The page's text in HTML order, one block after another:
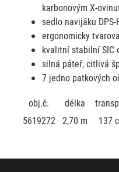
karbonovým X-
sedlo navijáku DPS-
ergonomicky
kvalitní stabilní SIC
silná páteř, citlivá
7 jedno patkových
obj.č. délka
5619272
2,70 m 137